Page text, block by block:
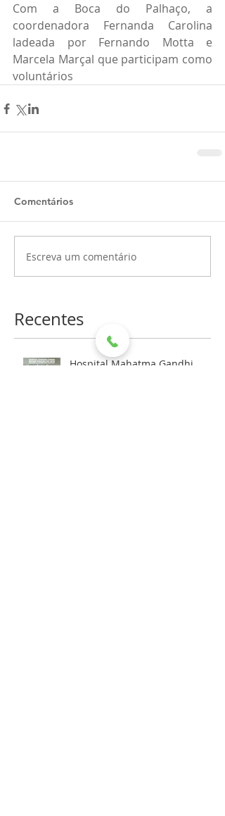
Com a Boca do Palhaço, a
coordenadora Fernanda Carolina
ladeada por Fernando Motta e
Marcela Marçal que participam como
voluntários
Comentários
Escreva um comentário
Recentes
Hospital Mahatma Gandhi